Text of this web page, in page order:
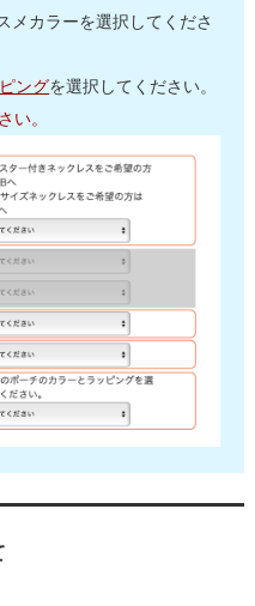
メカラーを選択してくださ
ングを選択してください。
い。